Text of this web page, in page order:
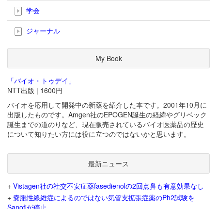
学会
ジャーナル
My Book
「バイオ・トゥデイ」
NTT出版 | 1600円
バイオを応用して開発中の新薬を紹介した本です。2001年10月に
出版したものです。Amgen社のEPOGEN誕生の経緯やグリベック
誕生までの道のりなど、現在販売されているバイオ医薬品の歴史
について知りたい方には役に立つのではないかと思います。
最新ニュース
+ Vistagen社の社交不安症薬fasedienolの2回点鼻も有意効果なし
+ 嚢胞性線維症によるのではない気管支拡張症薬のPh2試験を